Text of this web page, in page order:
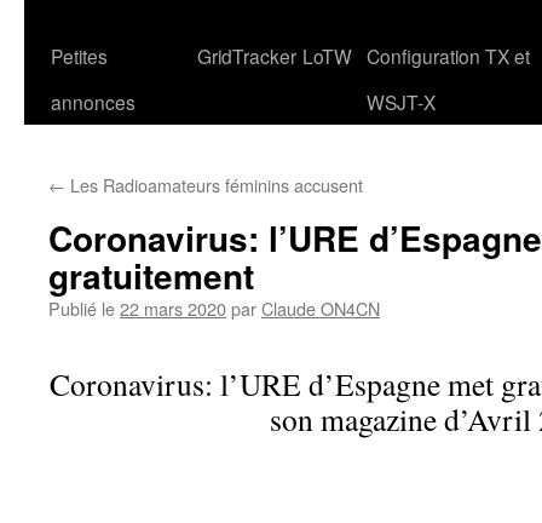
Petites
annonces
GridTracker LoTW Configuration TX et
WSJT-X
← Les Radioamateurs féminins accusent
Coronavirus: l’URE
gratuitement
Publié le22 mars 2020parClaude ON4CN
Coronavirus: l’URE d’Espagne met
son magazine d’Avril